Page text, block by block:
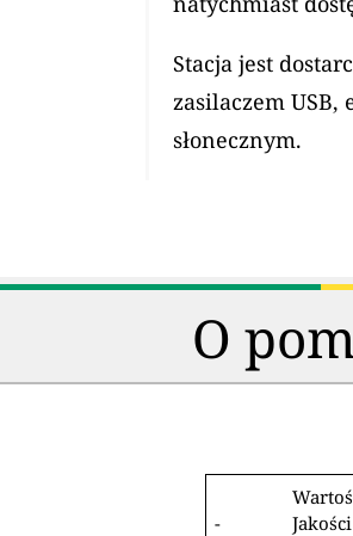
Stacja jest
zasilaczem
słonecznym.
O
-